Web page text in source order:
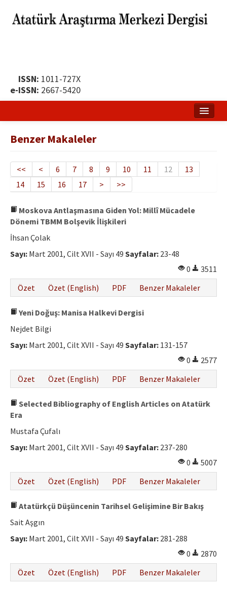
ISSN: 1011-727X
e-ISSN: 2667-5420
Yayın Politikası
Dergi Kurulları
Yayın İlkeleri
Yazar Rehberi
İletişim
Benzer Makaleler
<< < 6 7 8 9 10 11 12
13
14
15 16 17 > >>
Moskova Antlaşmasına Giden Yol: Millî Mücadele
Dönemi TBMM Bolşevik İlişkileri
İhsan Çolak
Sayı: Mart 2001, Cilt XVII - Sayı 49 Sayfalar: 23-48
0
3511
Özet
Özet (English) PDF Benzer Makaleler
Yeni Doğuş: Manisa Halkevi Dergisi
Nejdet Bilgi
Sayı: Mart 2001, Cilt XVII - Sayı 49 Sayfalar: 131-157
0
2577
Özet
Özet (English) PDF Benzer Makaleler
Selected Bibliography of English Articles on Atatürk
Era
Mustafa Çufalı
Sayı: Mart 2001, Cilt XVII - Sayı 49 Sayfalar: 237-280
0
5007
Özet
Özet (English) PDF Benzer Makaleler
Atatürkçü Düşüncenin Tarihsel Gelişimine Bir Bakış
Sait Aşgın
Sayı: Mart 2001, Cilt XVII - Sayı 49 Sayfalar: 281-288
0
2870
Özet
Özet (English) PDF Benzer Makaleler